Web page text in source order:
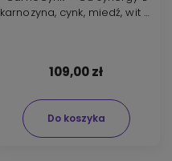
karnozyna, cynk, miedź, wit D
109,00 zł
Do koszyka